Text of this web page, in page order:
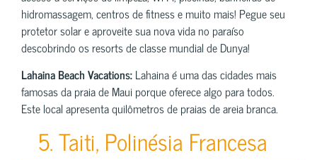
hidromassagem, centros de fitness e muito mais! Pegue seu
protetor solar e aproveite sua nova vida no paraíso
descobrindo os resorts de classe mundial de Dunya!
Lahaina Beach Vacations:Lahaina é uma das cidades mais
famosas da praia de Maui porque oferece algo para todos.
Este local apresenta quilômetros de praias de areia branca.
5. Taiti, Polinésia Francesa